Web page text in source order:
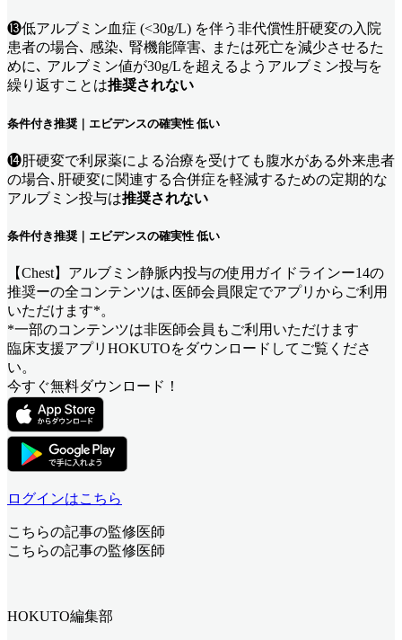
⓭低アルブミン血症 (<30g/L) を伴う非代償性肝硬変の入院
患者の場合､ 感染､ 腎機能障害､ または死亡を減少させるた
めに､ アルブミン値が30g/Lを超えるようアルブミン投与を
繰り返すことは推奨されない
条件付き推奨｜エビデンスの確実性 低い
⓮肝硬変で利尿薬による治療を受けても腹水がある外来患者
の場合､肝硬変に関連する合併症を軽減するための定期的な
アルブミン投与は推奨されない
条件付き推奨｜エビデンスの確実性 低い
【Chest】アルブミン静脈内投与の使用ガイドラインー14の
推奨ーの全コンテンツは､医師会員限定でアプリからご利用
いただけます*。
*一部のコンテンツは非医師会員もご利用いただけます
臨床支援アプリHOKUTOをダウンロードしてご覧くださ
い。
今すぐ無料ダウンロード！
ログインはこちら
こちらの記事の監修医師
こちらの記事の監修医師
HOKUTO編集部